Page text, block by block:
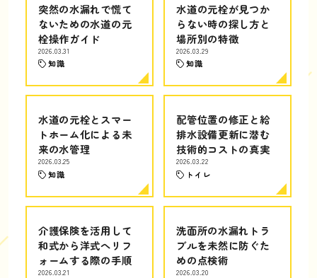
突然の水漏れで慌て
ないための水道の元
栓操作ガイド
2026.03.31
知識
水道の元栓が見つか
らない時の探し方と
場所別の特徴
2026.03.29
知識
水道の元栓とスマー
トホーム化による未
来の水管理
2026.03.25
知識
配管位置の修正と給
排水設備更新に潜む
技術的コストの真実
2026.03.22
トイレ
介護保険を活用して
和式から洋式へリフ
ォームする際の手順
2026.03.21
洗面所の水漏れトラ
ブルを未然に防ぐた
めの点検術
2026.03.20